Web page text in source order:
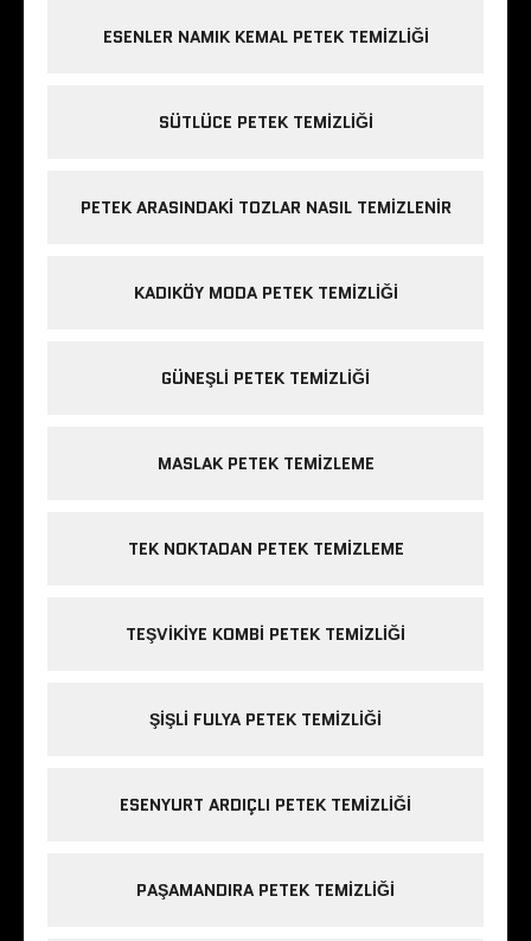
ESENLER NAMIK KEMAL PETEK TEMIZLIĞI
SÜTLÜCE PETEK TEMIZLIĞI
PETEK ARASINDAKI TOZLAR NASIL TEMIZLENIR
KADIKÖY MODA PETEK TEMIZLIĞI
GÜNEŞLI PETEK TEMIZLIĞI
MASLAK PETEK TEMIZLEME
TEK NOKTADAN PETEK TEMIZLEME
TEŞVIKIYE KOMBI PETEK TEMIZLIĞI
ŞIŞLI FULYA PETEK TEMIZLIĞI
ESENYURT ARDIÇLI PETEK TEMIZLIĞI
PAŞAMANDIRA PETEK TEMIZLIĞI